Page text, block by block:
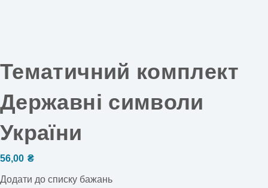
Тематичний комплект
Державні символи
України
56,00 ₴
Додати до списку бажань